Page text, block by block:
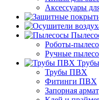
Аксессуары
Роботы-
Ручные
Трубы ПВХ
Фитинги ПВХ
Запорная